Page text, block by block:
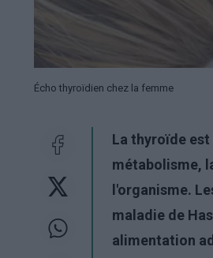
Écho thyroïdien chez la femme
La thyroïde
métabolisme,
l'organisme.
maladie de
alimentation